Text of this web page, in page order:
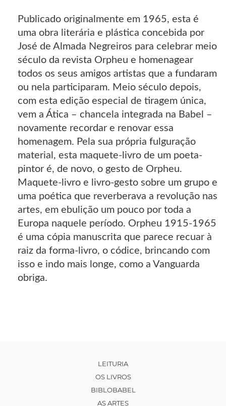
Publicado originalmente em 1965, esta é
uma obra literária e plástica concebida por
José de Almada Negreiros para celebrar meio
século da revista Orpheu e homenagear
todos os seus amigos artistas que a fundaram
ou nela participaram. Meio século depois,
com esta edição especial de tiragem única,
vem a Ática – chancela integrada na Babel –
novamente recordar e renovar essa
homenagem. Pela sua própria fulguração
material, esta maquete-livro de um poeta-
pintor é, de novo, o gesto de Orpheu.
Maquete-livro e livro-gesto sobre um grupo e
uma poética que reverberava a revolução nas
artes, em ebulição um pouco por toda a
Europa naquele período. Orpheu 1915-1965
é uma cópia manuscrita que parece recuar à
raiz da forma-livro, o códice, brincando com
isso e indo mais longe, como a Vanguarda
obriga.
LEITURIA
OS LIVROS
BIBLOBABEL
AS ARTES